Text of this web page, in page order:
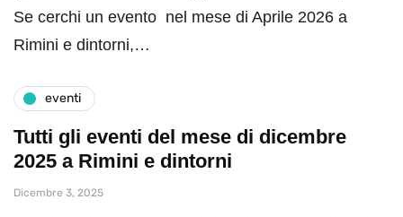
Se cerchi un evento nel mese di Aprile 2026 a
Rimini e dintorni,…
eventi
Tutti gli eventi del mese di dicembre
2025 a Rimini e dintorni
Dicembre 3, 2025